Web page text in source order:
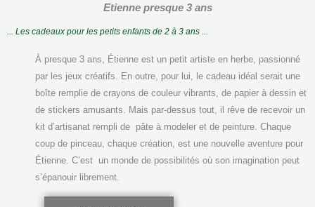
Etienne presque 3 ans
... Les cadeaux pour les petits enfants de 2 à 3 ans ...
À presque 3 ans, Étienne est un petit artiste en herbe, passionné
par les jeux créatifs. En outre, pour lui, le cadeau idéal serait une
boîte remplie de crayons de couleur vibrants, de papier à dessin et
de stickers amusants. Mais par-dessus tout, il rêve de recevoir un
kit d’artisanat rempli de pâte à modeler et de peinture. Chaque
coup de pinceau, chaque création, est une nouvelle aventure pour
Étienne. C’est un monde de possibilités où son imagination peut
s’épanouir librement.